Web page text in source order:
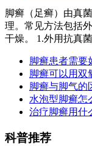
脚癣（足癣）由真
理。常见方法包括
干燥。 1.外用抗真
脚癣患者需要
脚癣可以用双
脚癣与脚气的
水泡型脚癣怎
治疗脚癣用什
科普推荐